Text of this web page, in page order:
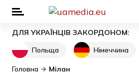
ДЛЯ УКРАЇНЦІВ ЗАКОРДОНОМ:
Польща
Німеччина
Головна Мілан